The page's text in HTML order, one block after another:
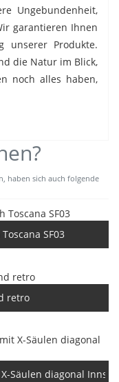
Ungebundenheit,
garantieren Ihnen
unserer Produkte.
die Natur im Blick,
noch alles haben,
haben sich auch folgende
SF03
retro
Säulen diagonal